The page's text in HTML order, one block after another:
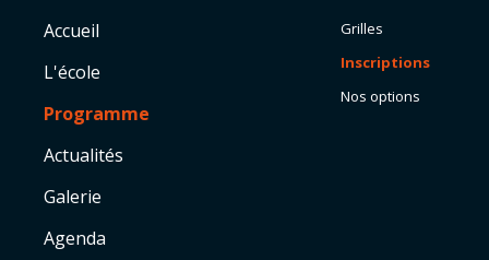
Accueil
L'école
Programme
Actualités
Galerie
Agenda
Grilles
Inscriptions
Nos options